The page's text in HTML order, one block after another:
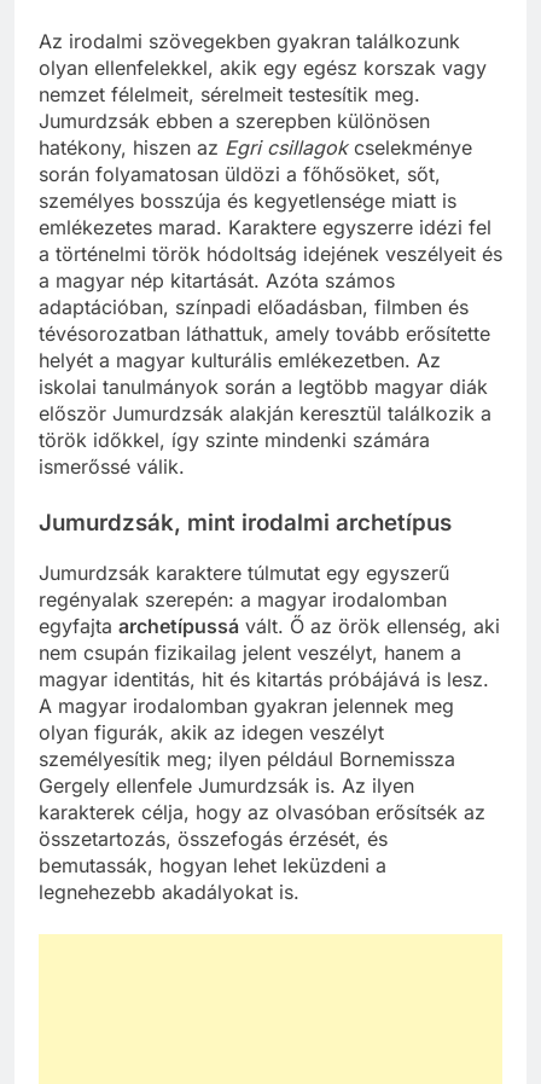
Az irodalmi szövegekben gyakran találkozunk
olyan ellenfelekkel, akik egy egész korszak vagy
nemzet félelmeit, sérelmeit testesítik meg.
Jumurdzsák ebben a szerepben különösen
hatékony, hiszen az Egri csillagokcselekménye
során folyamatosan üldözi a főhősöket, sőt,
személyes bosszúja és kegyetlensége miatt is
emlékezetes marad. Karaktere egyszerre idézi fel
a történelmi török hódoltság idejének veszélyeit és
a magyar nép kitartását. Azóta számos
adaptációban, színpadi előadásban, filmben és
tévésorozatban láthattuk, amely tovább erősítette
helyét a magyar kulturális emlékezetben. Az
iskolai tanulmányok során a legtöbb magyar diák
először Jumurdzsák alakján keresztül találkozik a
török időkkel, így szinte mindenki számára
ismerőssé válik.
Jumurdzsák, mint irodalmi archetípus
Jumurdzsák karaktere túlmutat egy egyszerű
regényalak szerepén: a magyar irodalomban
egyfajta archetípussá vált. Ő az örök ellenség, aki
nem csupán fizikailag jelent veszélyt, hanem a
magyar identitás, hit és kitartás próbájává is lesz.
A magyar irodalomban gyakran jelennek meg
olyan figurák, akik az idegen veszélyt
személyesítik meg; ilyen például Bornemissza
Gergely ellenfele Jumurdzsák is. Az ilyen
karakterek célja, hogy az olvasóban erősítsék az
összetartozás, összefogás érzését, és
bemutassák, hogyan lehet leküzdeni a
legnehezebb akadályokat is.